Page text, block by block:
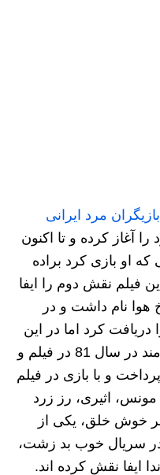
مرد ایرانی
فعالیت خود را آغاز کرده و تا اکنون
او بازی کرد براده
فیلم نقش دوم را ایفا
نام داشت و در
دریافت کرد اما در این
فیلم چندان موفق نبود. این هنرمند در سال 81 در فیلم و
و با بازی در فیلم
مونس، اثیری، رز زرد
خوش خلق، یکی از
در سریال خوب بد زشت،
ایفا نقش کرده اند.